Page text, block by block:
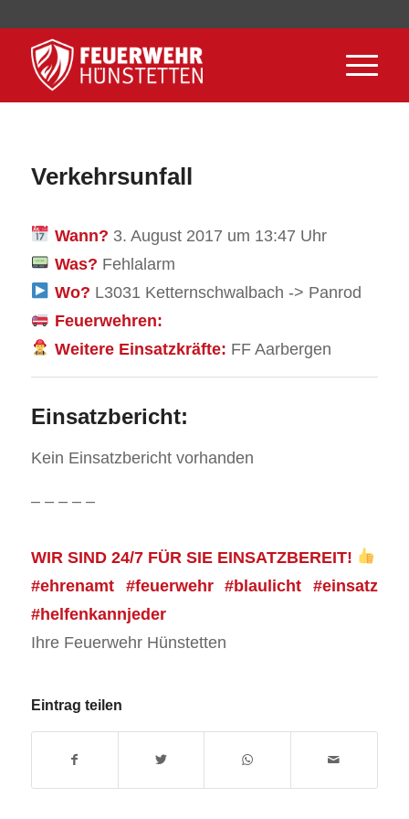
Verkehrsunfall
Wann? 3. August 2017 um 13:47 Uhr
Was? Fehlalarm
Wo? L3031 Ketternschwalbach -> Panrod
Feuerwehren:
Weitere Einsatzkräfte: FF Aarbergen
Einsatzbericht:
Kein Einsatzbericht vorhanden
– – – – –
WIR SIND 24/7 FÜR SIE EINSATZBEREIT!
#ehrenamt #feuerwehr #blaulicht #einsatz
#helfenkannjeder
Ihre Feuerwehr Hünstetten
Eintrag teilen